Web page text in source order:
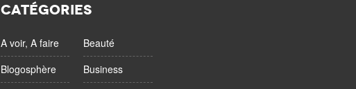
CATÉGORIES
A voir, A faire
Beauté
Blogosphère
Business